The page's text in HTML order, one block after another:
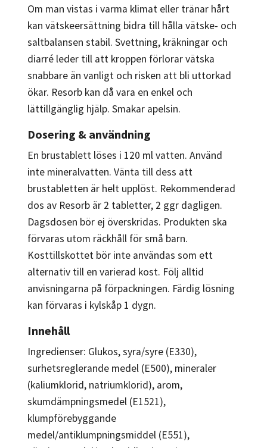
Om man vistas i varma klimat eller tränar hårt
kan vätskeersättning bidra till hålla vätske- och
saltbalansen stabil. Svettning, kräkningar och
diarré leder till att kroppen förlorar vätska
snabbare än vanligt och risken att bli uttorkad
ökar. Resorb kan då vara en enkel och
lättillgänglig hjälp. Smakar apelsin.
Dosering & användning
En brustablett löses i 120 ml vatten. Använd
inte mineralvatten. Vänta till dess att
brustabletten är helt upplöst. Rekommenderad
dos av Resorb är 2 tabletter, 2 ggr dagligen.
Dagsdosen bör ej överskridas. Produkten ska
förvaras utom räckhåll för små barn.
Kosttillskottet bör inte användas som ett
alternativ till en varierad kost. Följ alltid
anvisningarna på förpackningen. Färdig lösning
kan förvaras i kylskåp 1 dygn.
Innehåll
Ingredienser: Glukos, syra/syre (E330),
surhetsreglerande medel (E500), mineraler
(kaliumklorid, natriumklorid), arom,
skumdämpningsmedel (E1521),
klumpförebyggande
medel/antiklumpningsmiddel (E551),